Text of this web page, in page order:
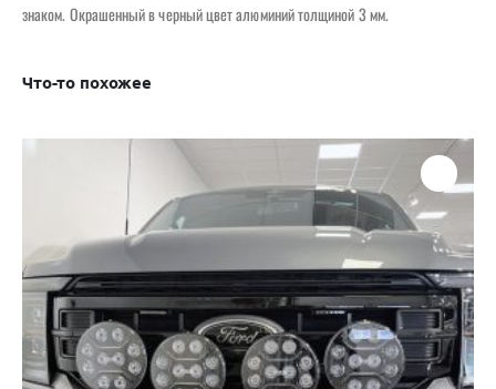
знаком. Окрашенный в черный цвет алюминий толщиной 3 мм.
Что-то похожее